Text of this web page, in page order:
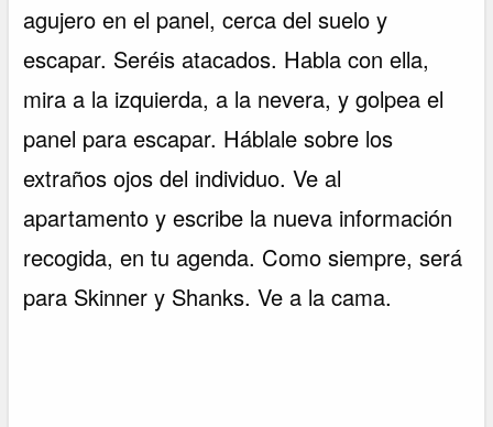
agujero en el panel, cerca del suelo y
escapar. Seréis atacados. Habla con ella,
mira a la izquierda, a la nevera, y golpea el
panel para escapar. Háblale sobre los
extraños ojos del individuo. Ve al
apartamento y escribe la nueva información
recogida, en tu agenda. Como siempre, será
para Skinner y Shanks. Ve a la cama.